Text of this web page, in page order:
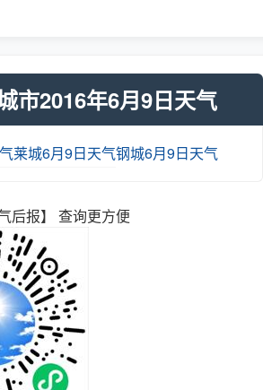
市2016年6月9日天气
莱城6月9日天气钢城6月9日天气
后报】 查询更方便